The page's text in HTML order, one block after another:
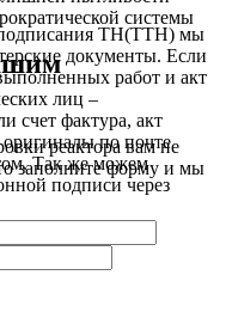
системы
подписания ТН(ТТН) мы
документы. Если
работ и акт
лиц –
счет фактура, акт
оригиналы по почте
Так же можем
подписи через
реактора вам не
заполните форму и мы